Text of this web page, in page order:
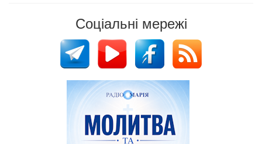
Соціальні мережі